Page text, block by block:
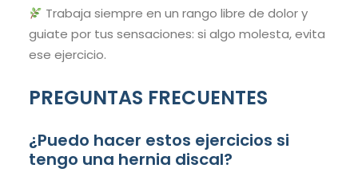
Trabaja siempre en un rango libre de dolor y
guiate por tus sensaciones: si algo molesta, evita
ese ejercicio.
PREGUNTAS FRECUENTES
¿Puedo hacer estos ejercicios si
tengo una hernia discal?